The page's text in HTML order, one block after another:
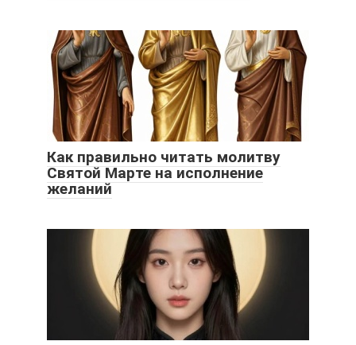
Как правильно читать молитву
Святой Марте на исполнение
желаний